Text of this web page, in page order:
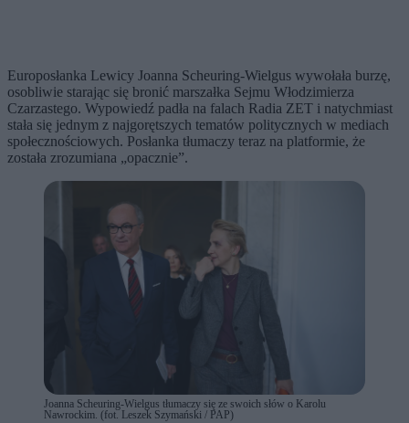
Europosłanka Lewicy Joanna Scheuring-Wielgus wywołała burzę,
osobliwie starając się bronić marszałka Sejmu Włodzimierza
Czarzastego. Wypowiedź padła na falach Radia ZET i natychmiast
stała się jednym z najgorętszych tematów politycznych w mediach
społecznościowych. Posłanka tłumaczy teraz na platformie, że
została zrozumiana „opacznie”.
Joanna Scheuring-Wielgus tłumaczy się ze swoich słów o Karolu
Nawrockim. (fot. Leszek Szymański / PAP)